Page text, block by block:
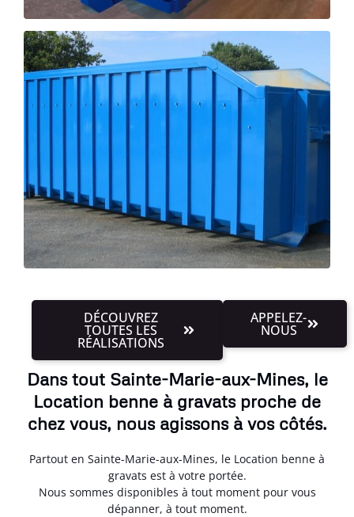
DÉCOUVREZ
TOUTES LES
RÉALISATIONS
APPELEZ-
NOUS
Dans tout Sainte-Marie-aux-Mines, le
Location benne à gravats proche de
chez vous, nous agissons à vos côtés.
Partout en Sainte-Marie-aux-Mines, le Location benne à
gravats est à votre portée.
Nous sommes disponibles à tout moment pour vous
dépanner, à tout moment.